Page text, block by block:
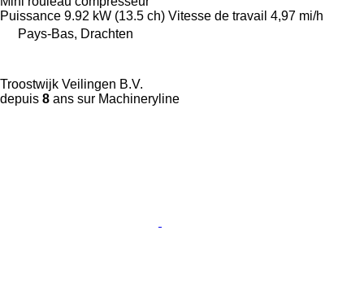
Puissance 9.92 kW (13.5 ch) Vitesse de travail 4,97 mi/h
Pays-Bas, Drachten
Troostwijk Veilingen B.V.
depuis 8 ans sur Machineryline